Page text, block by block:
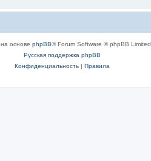
основе phpBB® Forum Software © phpBB Limited
Русская поддержка phpBB
Конфиденциальность| Правила